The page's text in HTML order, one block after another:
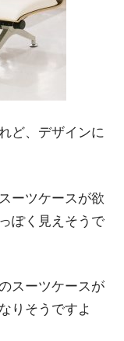
ど、デザインに
ーツケースが欲
ぽく見えそうで
スーツケースが
りそうですよ